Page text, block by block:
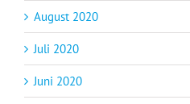
August 2020
Juli 2020
Juni 2020